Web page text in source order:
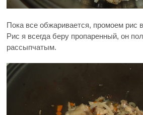
Пока все обжаривается, промоем рис
Рис я всегда беру пропаренный, он
рассыпчатым.